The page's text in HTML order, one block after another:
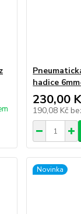
hadice
230,00
190,08 Kč
Novinka